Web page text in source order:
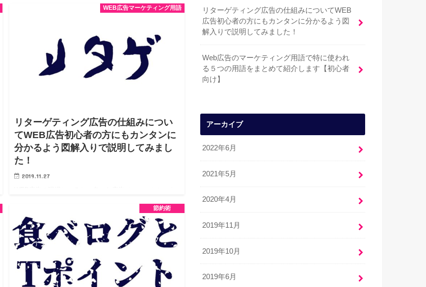
ス・プロバイダー）への登録が必要です！ とはいえ、ア
WEB広告マーケティング用語
リターゲティング広告の仕組みについ
てWEB広告初心者の方にもカンタンに
分かるよう図解入りで説明してみまし
た！
2019.11.27
す。 アドネットワークを使った記事アフィリエイト広告
などでも「リターゲティング広告」をセットで手配する
ことが当たり前にな…
節約術
リターゲティング広告の仕組みについてWEB
広告初心者の方にもカンタンに分かるよう図
解入りで説明してみました！
Web広告のマーケティング用語で特に使われ
る５つの用語をまとめて紹介します【初心者
向け】
アーカイブ
2022年6月
2021年5月
2020年4月
2019年11月
2019年10月
2019年6月